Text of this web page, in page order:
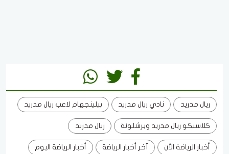
ريال مدريد نادي ريال مدريد بيلينجهام لاعب ريال مدريد
كلاسيكو ريال مدريد وبرشلونة ريال مدريد
أخبار الرياضة الأن آخر أخبار الرياضة أخبار الرياضة اليوم